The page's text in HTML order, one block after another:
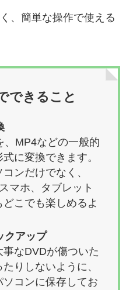
、簡単な操作で使える
できること
、MP4などの一般的
に変換できます。
ンだけでなく、
マホ、タブレット
こでも楽しめるよ
クアップ
なDVDが傷ついた
りしないように、
コンに保存してお